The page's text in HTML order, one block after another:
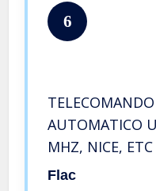
6
AUTOMATICO
MHZ, NICE,
Flac